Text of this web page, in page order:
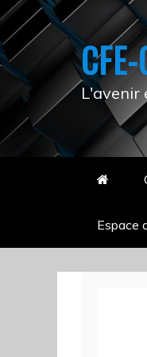
Skip
content
L'avenir
Espace